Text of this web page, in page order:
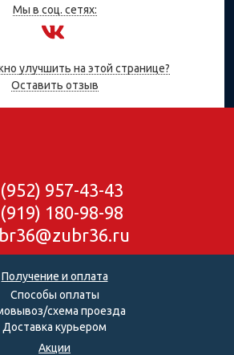
Мы в соц. сетях:
улучшить на этой странице?
Оставить отзыв
957-43-43
180-98-98
Получение и оплата
Способы оплаты
схема проезда
Доставка курьером
Акции